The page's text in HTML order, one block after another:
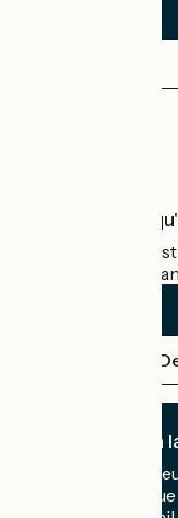
Accueil Vélo
Accueil Vélo
cyclistes en
Je m'abonne
Recevez le
boîte mail